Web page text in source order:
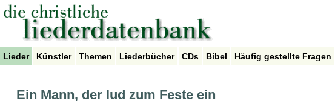
Lieder Künstler Themen Liederbücher CDs Bibel Häufig gestellte Fragen
Ein Mann, der lud zum Feste ein